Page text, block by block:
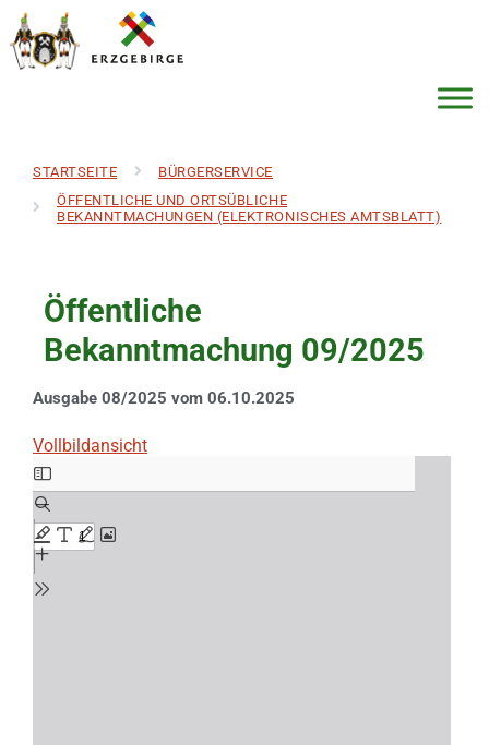
STARTSEITE
BÜRGERSERVICE
ÖFFENTLICHE UND ORTSÜBLICHE
BEKANNTMACHUNGEN (ELEKTRONISCHES AMTSBLATT)
Öffentliche
Bekanntmachung 09/2025
Ausgabe 08/2025 vom 06.10.2025
Vollbildansicht